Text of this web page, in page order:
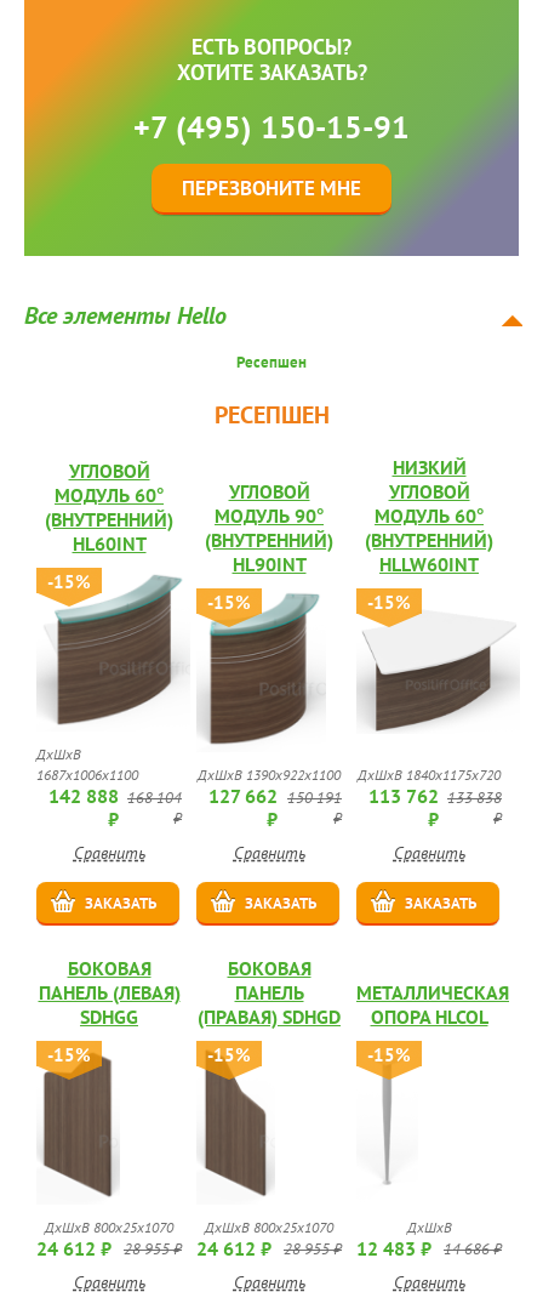
ЕСТЬ ВОПРОСЫ?
ХОТИТЕ ЗАКАЗАТЬ?
+7 (495) 150-15-91
ПЕРЕЗВОНИТЕ МНЕ
Все элементы Hello
Ресепшен
РЕСЕПШЕН
УГЛОВОЙ
МОДУЛЬ 60°
(ВНУТРЕННИЙ)
HL60INT
-15%
ДхШхВ
1687х1006х1100
142 888
₽
168 104
₽
Сравнить
ЗАКАЗАТЬ
УГЛОВОЙ
МОДУЛЬ 90°
(ВНУТРЕННИЙ)
HL90INT
-15%
ДхШхВ 1390х922х1100
127 662
₽
150 191
₽
Сравнить
ЗАКАЗАТЬ
НИЗКИЙ
УГЛОВОЙ
МОДУЛЬ 60°
(ВНУТРЕННИЙ)
HLLW60INT
-15%
ДхШхВ 1840х1175х720
113 762
₽
133 838
₽
Сравнить
ЗАКАЗАТЬ
БОКОВАЯ
ПАНЕЛЬ (ЛЕВАЯ)
SDHGG
-15%
ДхШхВ 800х25х1070
24 612 ₽ 28 955 ₽
Сравнить
БОКОВАЯ
ПАНЕЛЬ
(ПРАВАЯ) SDHGD
-15%
ДхШхВ 800х25х1070
24 612 ₽ 28 955 ₽
Сравнить
МЕТАЛЛИЧЕСКАЯ
ОПОРА HLCOL
-15%
ДхШхВ
12 483 ₽ 14 686 ₽
Сравнить